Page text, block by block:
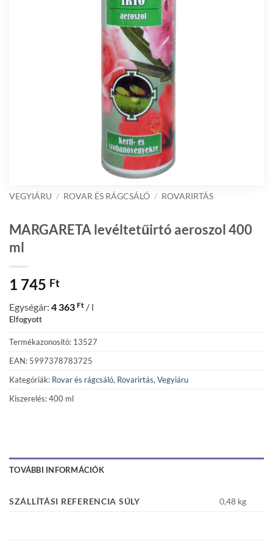
VEGYIÁRU / ROVAR ÉS RÁGCSÁLÓ / ROVARIRTÁS
MARGARETA levéltetűirtó aeroszol 400
ml
1 745 Ft
Egységár: 4 363 Ft / l
Elfogyott
Termékazonosító: 13527
EAN: 5997378783725
Kategóriák: Rovar és rágcsáló, Rovarirtás, Vegyiáru
Kiszerelés: 400 ml
TOVÁBBI INFORMÁCIÓK
SZÁLLÍTÁSI REFERENCIA SÚLY 0,48 kg